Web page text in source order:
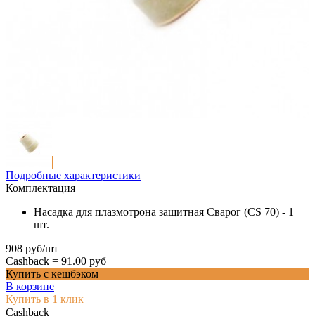
Подробные характеристики
Комплектация
Насадка для плазмотрона защитная Сварог (CS 70) - 1
шт.
908 руб/шт
Cashback = 91.00 руб
Купить с кешбэком
В корзине
Купить в 1 клик
Cashback